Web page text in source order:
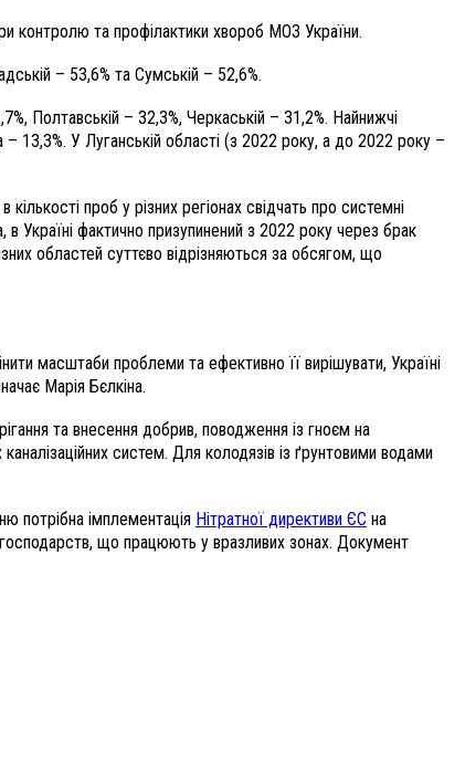
контролю та профілактики хвороб МОЗ України.
– 53,6% та Сумській – 52,6%.
Полтавській – 32,3%, Черкаській – 31,2%. Найнижчі
– 13,3%. У Луганській області (з 2022 року, а до 2022 року –
проб у різних регіонах свідчать про системні
Україні фактично призупинений з 2022 року через брак
областей суттєво відрізняються за обсягом, що
масштаби проблеми та ефективно її вирішувати, Україні
Марія Бєлкіна.
та внесення добрив, поводження із гноєм на
систем. Для колодязів із ґрунтовими водами
потрібна імплементація Нітратної директиви ЄС на
господарств, що працюють у вразливих зонах. Документ